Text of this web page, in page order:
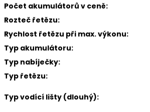
Počet akumulátorů v ceně:
Rozteč řetězu:
Rychlost řetězu při max. výkonu:
Typ akumulátoru:
Typ nabíječky:
Typ řetězu:
Typ vodící lišty (dlouhý):